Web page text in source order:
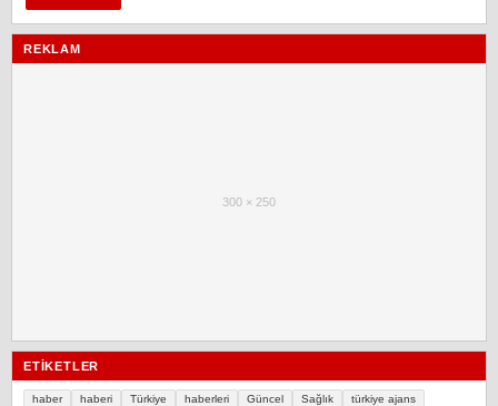
REKLAM
300 × 250
ETIKETLER
haber haberi Türkiye haberleri Güncel Sağlık
türkiye ajans